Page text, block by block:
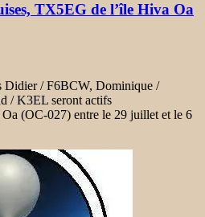
TX5EG de l’île Hiva Oa
Didier / F6BCW, Dominique /
/ K3EL seront actifs
(OC-027) entre le 29 juillet et le 6